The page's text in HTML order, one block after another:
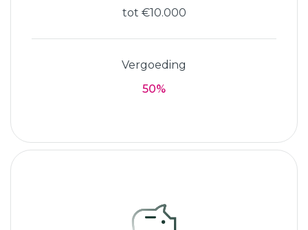
tot €10.000
Vergoeding
50%